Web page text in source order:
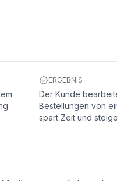
ERGEBNIS
Der Kunde
Bestellungen von
spart Zeit und